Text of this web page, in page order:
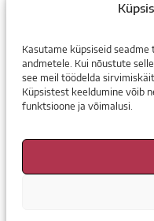
Kasutame küpsiseid
andmetele. Kui nõustute
see meil töödelda
Küpsistest keeldumine võib
funktsioone ja võimalusi.
Voorimehe 9, 10146,
madis@temuki.ee
InstagramFacebook